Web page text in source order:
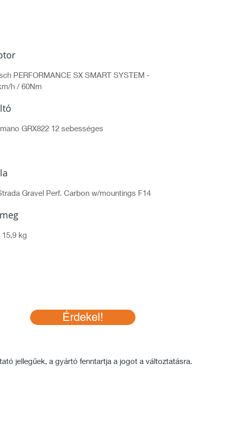
PERFORMANCE SX SMART SYSTEM -
h / 60Nm
GRX822 12 sebességes
Gravel Perf. Carbon w/mountings F14
15,9 kg
Érdekel!
jellegűek, a gyártó fenntartja a jogot a változtatásra.